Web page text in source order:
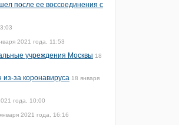
после ее воссоединения с
2021 года, 11:53
учреждения Москвы 18
за коронавируса 18 января
года, 10:00
2021 года, 16:16